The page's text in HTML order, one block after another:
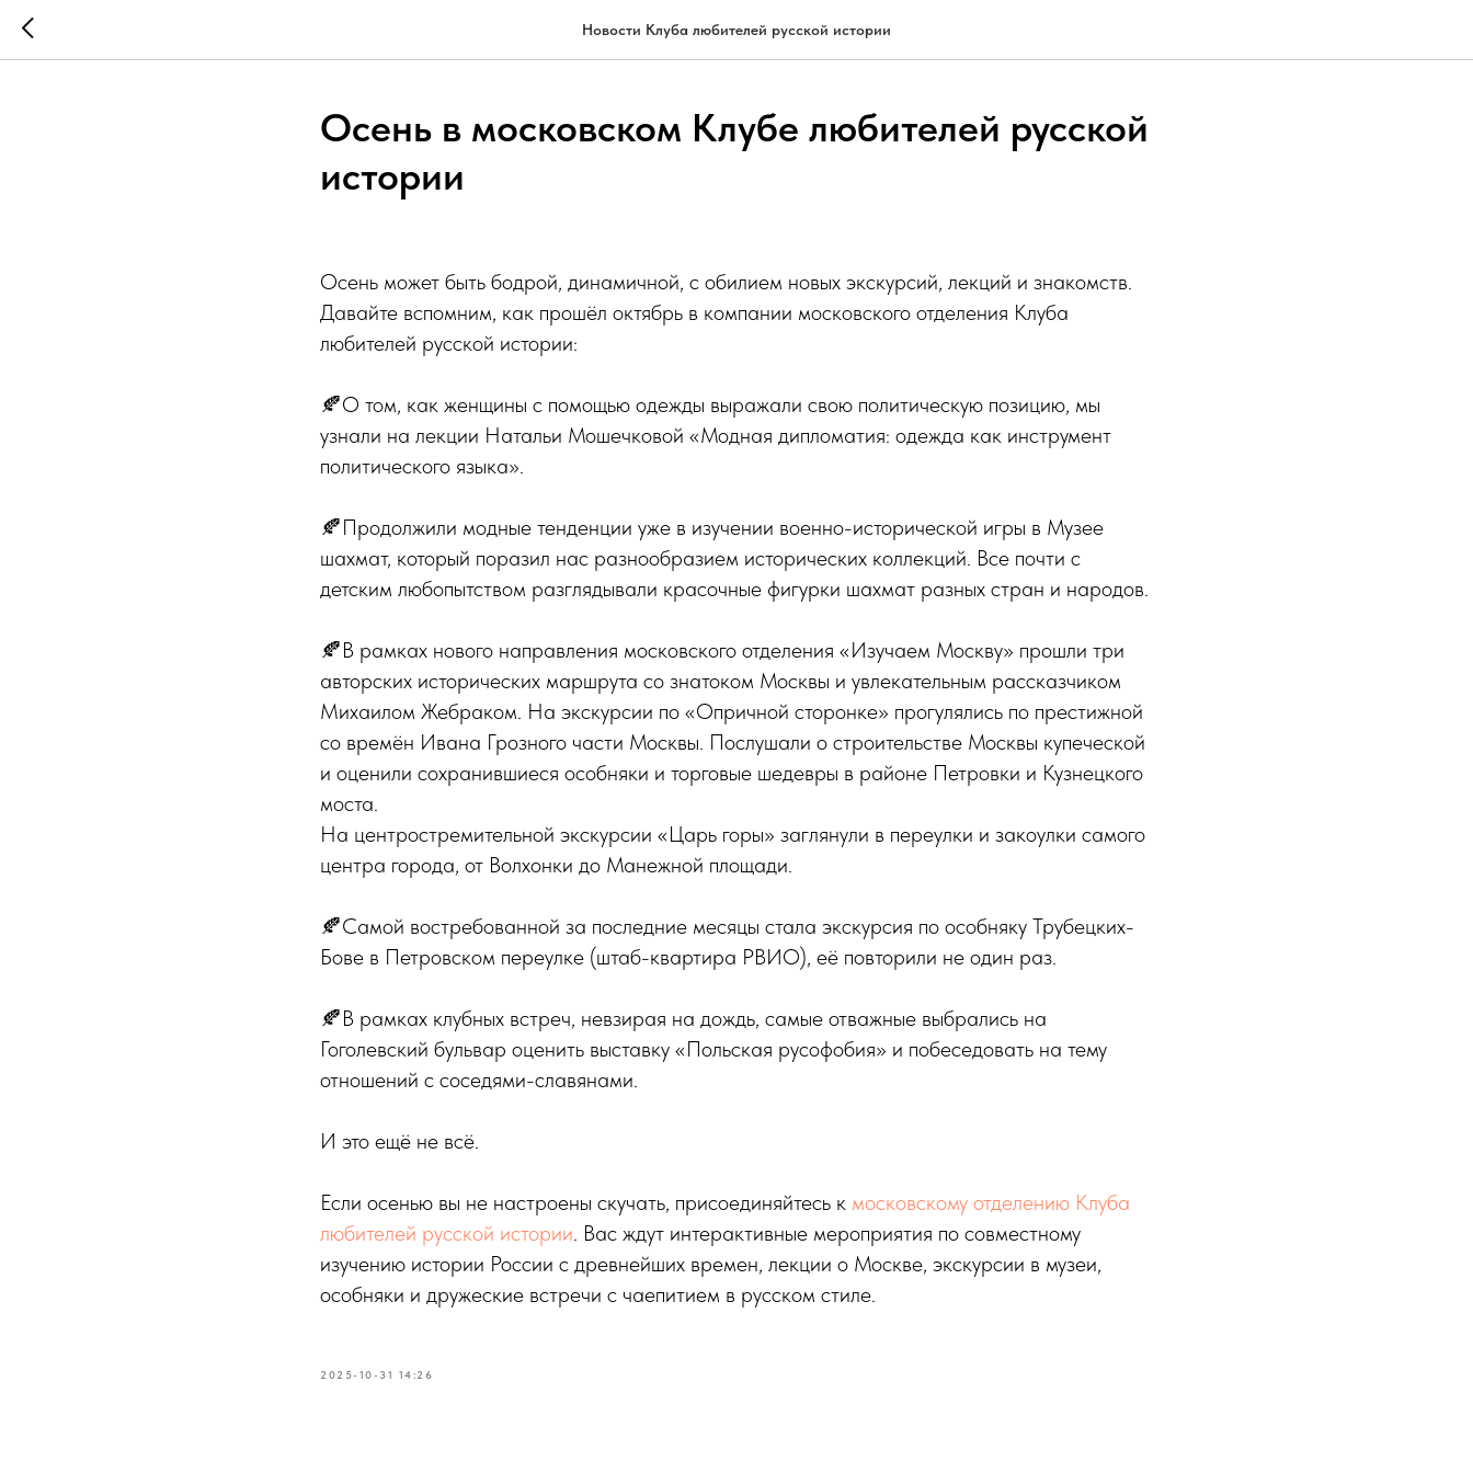
Новости Клуба любителей русской истории
Осень в московском Клубе любителей русской
истории
Осень может быть бодрой, динамичной, с обилием новых экскурсий, лекций и знакомств.
Давайте вспомним, как прошёл октябрь в компании московского отделения Клуба
любителей русской истории:
🍂О том, как женщины с помощью одежды выражали свою политическую позицию, мы
узнали на лекции Натальи Мошечковой «Модная дипломатия: одежда как инструмент
политического языка».
🍂Продолжили модные тенденции уже в изучении военно-исторической игры в Музее
шахмат, который поразил нас разнообразием исторических коллекций. Все почти с
детским любопытством разглядывали красочные фигурки шахмат разных стран и народов.
🍂В рамках нового направления московского отделения «Изучаем Москву» прошли три
авторских исторических маршрута со знатоком Москвы и увлекательным рассказчиком
Михаилом Жебраком. На экскурсии по «Опричной сторонке» прогулялись по престижной
со времён Ивана Грозного части Москвы. Послушали о строительстве Москвы купеческой
и оценили сохранившиеся особняки и торговые шедевры в районе Петровки и Кузнецкого
моста.
На центростремительной экскурсии «Царь горы» заглянули в переулки и закоулки самого
центра города, от Волхонки до Манежной площади.
🍂Самой востребованной за последние месяцы стала экскурсия по особняку Трубецких-
Бове в Петровском переулке (штаб-квартира РВИО), её повторили не один раз.
🍂В рамках клубных встреч, невзирая на дождь, самые отважные выбрались на
Гоголевский бульвар оценить выставку «Польская русофобия» и побеседовать на тему
отношений с соседями-славянами.
И это ещё не всё.
Если осенью вы не настроены скучать, присоединяйтесь к московскому отделению Клуба
любителей русской истории. Вас ждут интерактивные мероприятия по совместному
изучению истории России с древнейших времен, лекции о Москве, экскурсии в музеи,
особняки и дружеские встречи с чаепитием в русском стиле.
2025-10-31 14:26